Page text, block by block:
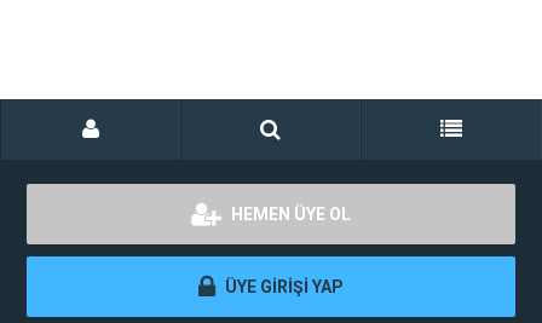
HEMEN ÜYE OL
ÜYE GİRİŞİ YAP